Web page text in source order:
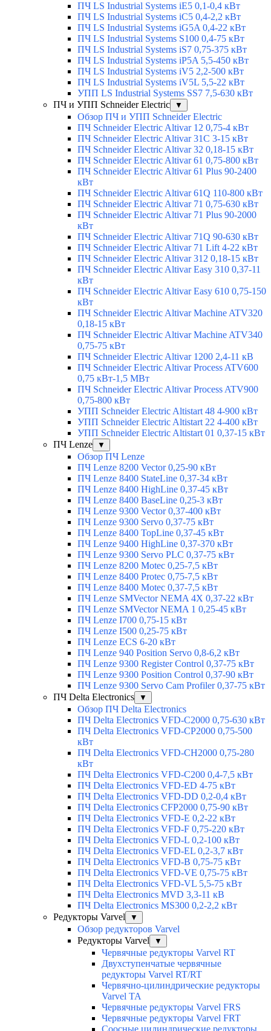
ПЧ LS Industrial Systems iE5 0,1-0,4 кВт
ПЧ LS Industrial Systems iC5 0,4-2,2 кВт
ПЧ LS Industrial Systems iG5A 0,4-22 кВт
ПЧ LS Industrial Systems S100 0,4-75 кВт
ПЧ LS Industrial Systems iS7 0,75-375 кВт
ПЧ LS Industrial Systems iP5A 5,5-450 кВт
ПЧ LS Industrial Systems iV5 2,2-500 кВт
ПЧ LS Industrial Systems iV5L 5,5-22 кВт
УПП LS Industrial Systems SS7 7,5-630 кВт
ПЧ и УПП Schneider Electric
▼
Обзор ПЧ и УПП Schneider Electric
ПЧ Schneider Electric Altivar 12 0,75-4 кВт
ПЧ Schneider Electric Altivar 31C 3-15 кВт
ПЧ Schneider Electric Altivar 32 0,18-15 кВт
ПЧ Schneider Electric Altivar 61 0,75-800 кВт
ПЧ Schneider Electric Altivar 61 Plus 90-2400
кВт
ПЧ Schneider Electric Altivar 61Q 110-800 кВт
ПЧ Schneider Electric Altivar 71 0,75-630 кВт
ПЧ Schneider Electric Altivar 71 Plus 90-2000
кВт
ПЧ Schneider Electric Altivar 71Q 90-630 кВт
ПЧ Schneider Electric Altivar 71 Lift 4-22 кВт
ПЧ Schneider Electric Altivar 312 0,18-15 кВт
ПЧ Schneider Electric Altivar Easy 310 0,37-11
кВт
ПЧ Schneider Electric Altivar Easy 610 0,75-150
кВт
ПЧ Schneider Electric Altivar Machine ATV320
0,18-15 кВт
ПЧ Schneider Electric Altivar Machine ATV340
0,75-75 кВт
ПЧ Schneider Electric Altivar 1200 2,4-11 кВ
ПЧ Schneider Electric Altivar Process ATV600
0,75 кВт-1,5 МВт
ПЧ Schneider Electric Altivar Process ATV900
0,75-800 кВт
УПП Schneider Electric Altistart 48 4-900 кВт
УПП Schneider Electric Altistart 22 4-400 кВт
УПП Schneider Electric Altistart 01 0,37-15 кВт
ПЧ Lenze
▼
Обзор ПЧ Lenze
ПЧ Lenze 8200 Vector 0,25-90 кВт
ПЧ Lenze 8400 StateLine 0,37-34 кВт
ПЧ Lenze 8400 HighLine 0,37-45 кВт
ПЧ Lenze 8400 BaseLine 0,25-3 кВт
ПЧ Lenze 9300 Vector 0,37-400 кВт
ПЧ Lenze 9300 Servo 0,37-75 кВт
ПЧ Lenze 8400 TopLine 0,37-45 кВт
ПЧ Lenze 9400 HighLine 0,37-370 кВт
ПЧ Lenze 9300 Servo PLC 0,37-75 кВт
ПЧ Lenze 8200 Motec 0,25-7,5 кВт
ПЧ Lenze 8400 Protec 0,75-7,5 кВт
ПЧ Lenze 8400 Motec 0,37-7,5 кВт
ПЧ Lenze SMVector NEMA 4X 0,37-22 кВт
ПЧ Lenze SMVector NEMA 1 0,25-45 кВт
ПЧ Lenze I700 0,75-15 кВт
ПЧ Lenze I500 0,25-75 кВт
ПЧ Lenze ECS 6-20 кВт
ПЧ Lenze 940 Position Servo 0,8-6,2 кВт
ПЧ Lenze 9300 Register Control 0,37-75 кВт
ПЧ Lenze 9300 Position Control 0,37-90 кВт
ПЧ Lenze 9300 Servo Cam Profiler 0,37-75 кВт
ПЧ Delta Electronics
▼
Обзор ПЧ Delta Electronics
ПЧ Delta Electronics VFD-C2000 0,75-630 кВт
ПЧ Delta Electronics VFD-CP2000 0,75-500
кВт
ПЧ Delta Electronics VFD-CH2000 0,75-280
кВт
ПЧ Delta Electronics VFD-C200 0,4-7,5 кВт
ПЧ Delta Electronics VFD-ED 4-75 кВт
ПЧ Delta Electronics VFD-DD 0,2-0,4 кВт
ПЧ Delta Electronics CFP2000 0,75-90 кВт
ПЧ Delta Electronics VFD-E 0,2-22 кВт
ПЧ Delta Electronics VFD-F 0,75-220 кВт
ПЧ Delta Electronics VFD-L 0,2-100 кВт
ПЧ Delta Electronics VFD-EL 0,2-3,7 кВт
ПЧ Delta Electronics VFD-B 0,75-75 кВт
ПЧ Delta Electronics VFD-VE 0,75-75 кВт
ПЧ Delta Electronics VFD-VL 5,5-75 кВт
ПЧ Delta Electronics MVD 3,3-11 кВ
ПЧ Delta Electronics MS300 0,2-2,2 кВт
Редукторы Varvel
▼
Обзор редукторов Varvel
Редукторы Varvel
▼
Червячные редукторы Varvel RT
Двухступенчатые червячные
редукторы Varvel RT/RT
Червячно-цилиндрические редукторы
Varvel TA
Червячные редукторы Varvel FRS
Червячные редукторы Varvel FRT